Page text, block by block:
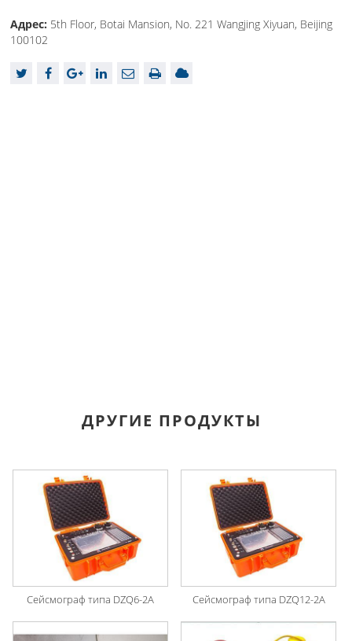
Адрес: 5th Floor, Botai Mansion, No. 221 Wangjing Xiyuan, Beijing
100102
ДРУГИЕ ПРОДУКТЫ
Сейсмограф типа DZQ6-2A Сейсмограф типа DZQ12-2A